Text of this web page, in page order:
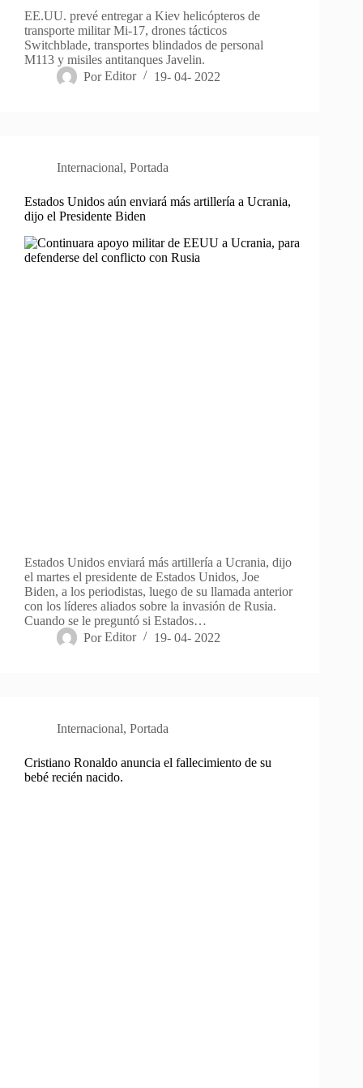
EE.UU. prevé entregar a Kiev helicópteros de
transporte militar Mi-17, drones tácticos
Switchblade, transportes blindados de personal
M113 y misiles antitanques Javelin.
Por Editor 19- 04- 2022
Internacional, Portada
Estados Unidos aún enviará más artillería a Ucrania,
dijo el Presidente Biden
Estados Unidos enviará más artillería a Ucrania, dijo
el martes el presidente de Estados Unidos, Joe
Biden, a los periodistas, luego de su llamada anterior
con los líderes aliados sobre la invasión de Rusia.
Cuando se le preguntó si Estados…
Por Editor 19- 04- 2022
Internacional, Portada
Cristiano Ronaldo anuncia el fallecimiento de su
bebé recién nacido.